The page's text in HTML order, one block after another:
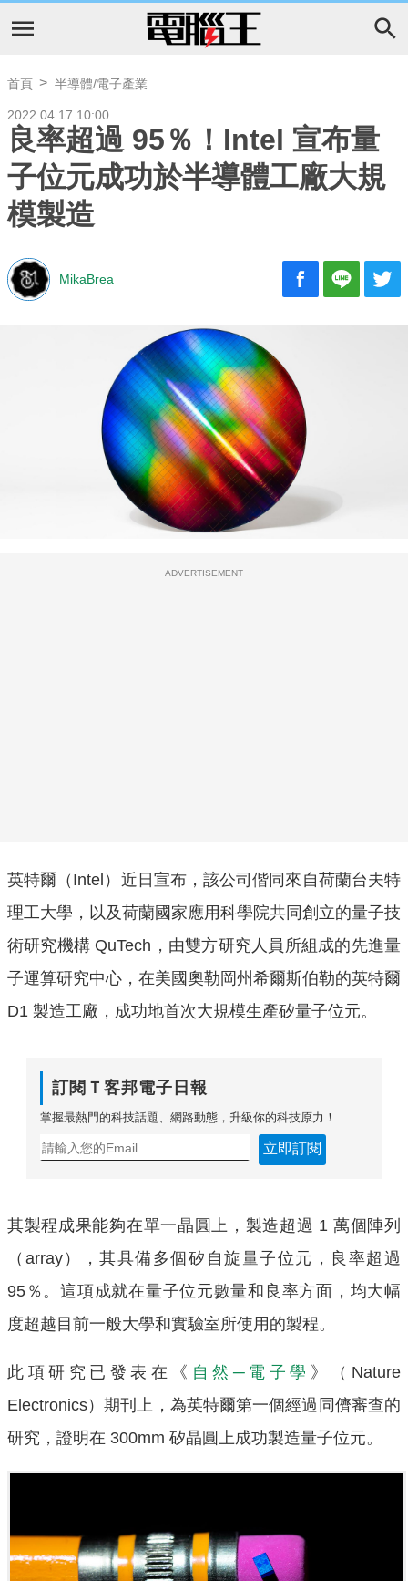
首頁 半導體/電子產業
2022.04.17 10:00
良率超過 95％！Intel 宣布量
子位元成功於半導體工廠大規
模製造
MikaBrea
ADVERTISEMENT
英特爾（Intel）近日宣布，該公司偕同來自荷蘭台夫特
理工大學，以及荷蘭國家應用科學院共同創立的量子技
術研究機構 QuTech，由雙方研究人員所組成的先進量
子運算研究中心，在美國奧勒岡州希爾斯伯勒的英特爾
D1 製造工廠，成功地首次大規模生產矽量子位元。
訂閱Ｔ客邦電子日報
掌握最熱門的科技話題、網路動態，升級你的科技原力！
立即訂閱
其製程成果能夠在單一晶圓上，製造超過 1 萬個陣列
（array），其具備多個矽自旋量子位元，良率超過
95％。這項成就在量子位元數量和良率方面，均大幅
度超越目前一般大學和實驗室所使用的製程。
此項研究已發表在《 自然─電子學 》（Nature
Electronics）期刊上，為英特爾第一個經過同儕審查的
研究，證明在 300mm 矽晶圓上成功製造量子位元。